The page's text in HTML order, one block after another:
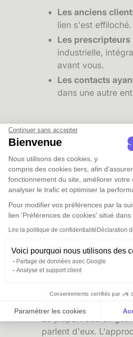
Continuer sans accepter
Bienvenue
Nous utilisons des cookies, y
compris des cookies tiers, afin
fonctionnement du site, améliorer votre
analyser le trafic et optimiser la
Pour modifier vos préférences par la
lien 'Préférences de cookies' situé
Lire la politique de confidentialité Déclaration
Voici pourquoi nous utilisons des
Partage de données avec Google
Analyse et support client
Consentements certifiés par
Paramétrer les cookies
Axeptio consent
Plateforme de Gestion du
Lesanciens
lien s'est effiloché.
Les prescripteurs
industrielle,
avant vous.
Les contacts
dans une autre
Les
qui
La
source de
La recommandation
clients satisfaits
technique la plus
La plupart des
parlent d'eux.